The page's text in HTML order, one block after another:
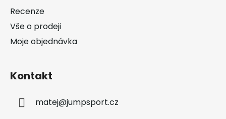
Recenze
Vše o prodeji
Moje objednávka
Kontakt
matej@jumpsport.cz